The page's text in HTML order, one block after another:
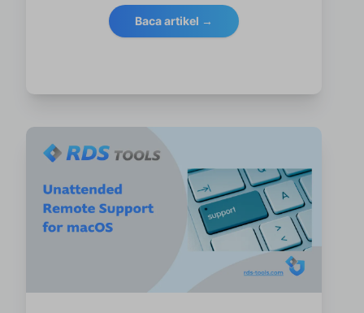
kepada pengguna akhir.
Baca artikel →